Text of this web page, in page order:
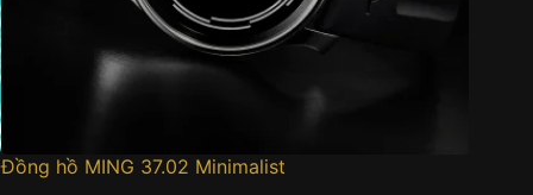
Đồng hồ MING 37.02 Minimalist